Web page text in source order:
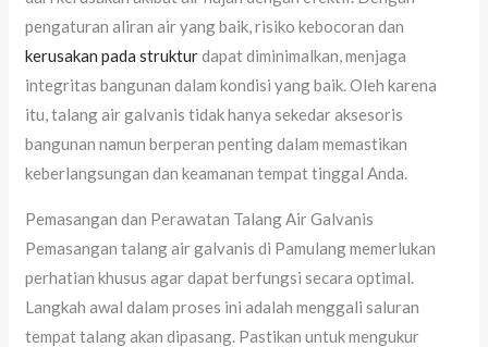
pengaturan aliran air yang baik, risiko kebocoran dan
kerusakan pada strukturdapat diminimalkan, menjaga
integritas bangunan dalam kondisi yang baik. Oleh karena
itu, talang air galvanis tidak hanya sekedar aksesoris
bangunan namun berperan penting dalam memastikan
keberlangsungan dan keamanan tempat tinggal Anda.
Pemasangan dan Perawatan Talang Air Galvanis
Pemasangan talang air galvanis di Pamulang memerlukan
perhatian khusus agar dapat berfungsi secara optimal.
Langkah awal dalam proses ini adalah menggali saluran
tempat talang akan dipasang. Pastikan untuk mengukur